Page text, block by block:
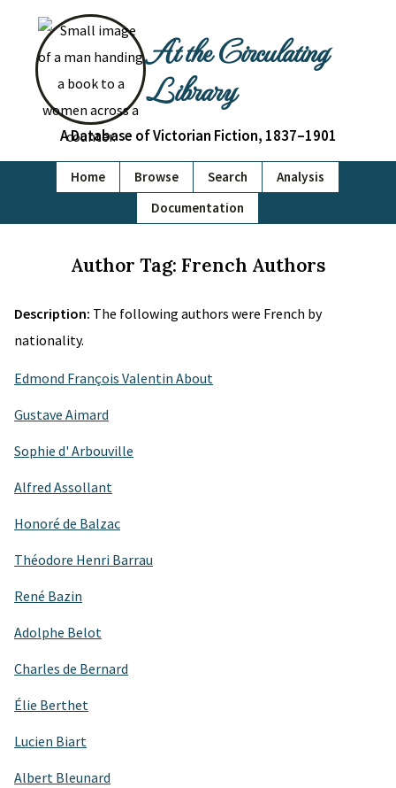
At the Circulating
Library
A Database of Victorian Fiction, 1837–1901
Home Browse Search
Analysis
Documentation
Author Tag: French Authors
Description: The following authors were French by
nationality.
Edmond François Valentin About
Gustave Aimard
Sophie d' Arbouville
Alfred Assollant
Honoré de Balzac
Théodore Henri Barrau
René Bazin
Adolphe Belot
Charles de Bernard
Élie Berthet
Lucien Biart
Albert Bleunard